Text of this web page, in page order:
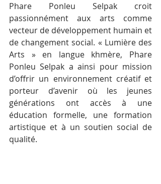
Phare Ponleu Selpak croit
passionnément aux arts comme
vecteur de développement humain et
de changement social. « Lumière des
Arts » en langue khmère, Phare
Ponleu Selpak a ainsi pour mission
d’offrir un environnement créatif et
porteur d’avenir où les jeunes
générations ont accès à une
éducation formelle, une formation
artistique et à un soutien social de
qualité.